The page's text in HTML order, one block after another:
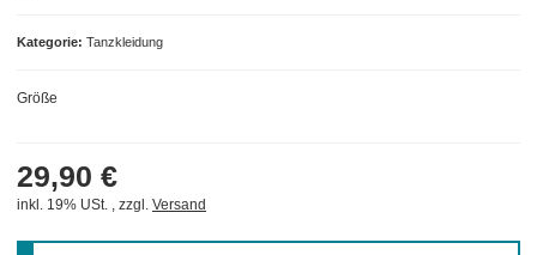
Kategorie Tanzkleidung
Größe
29,90 €
inkl. 19% USt. , zzgl. Versand